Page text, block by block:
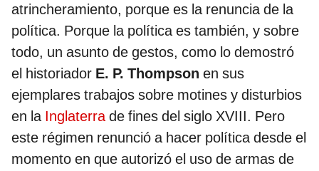
atrincheramiento, porque es la renuncia de la
política. Porque la política es también, y sobre
todo, un asunto de gestos, como lo demostró
el historiador E. P. Thompson en sus
ejemplares trabajos sobre motines y disturbios
en la Inglaterrade fines del siglo XVIII. Pero
este régimen renunció a hacer política desde el
momento en que autorizó el uso de armas de